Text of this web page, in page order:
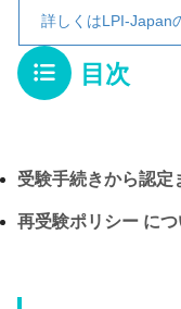
詳しくはLPI-Japan
目次
受験手続きから認定
再受験ポリシー につ